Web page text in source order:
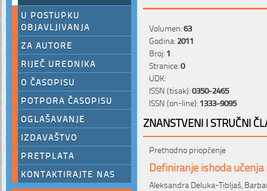
U POSTUPKU
OBJAVLJIVANJA
ZA AUTORE
RIJEČ UREDNIKA
O ČASOPISU
POTPORA ČASOPISU
OGLAŠAVANJE
IZDAVAŠTVO
PRETPLATA
KONTAKTIRAJTE NAS
Volumen:63
Godina:2011
Broj:1
Stranice:0
UDK:
ISSN (tisak):0350-2465
ISSN (on-line):1333-9095
ZNANSTVENI I STRUČNI
Prethodno priopćenje
Definiranje ishoda
Aleksandra Deluka-Tibljaš,